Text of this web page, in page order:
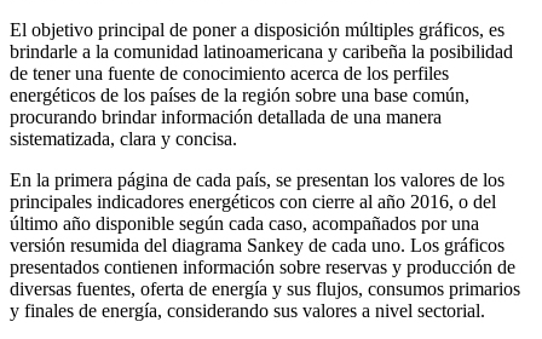
El objetivo principal de poner a disposición múltiples gráficos, es
brindarle a la comunidad latinoamericana y caribeña la posibilidad
de tener una fuente de conocimiento acerca de los perfiles
energéticos de los países de la región sobre una base común,
procurando brindar información detallada de una manera
sistematizada, clara y concisa.
En la primera página de cada país, se presentan los valores de los
principales indicadores energéticos con cierre al año 2016, o del
último año disponible según cada caso, acompañados por una
versión resumida del diagrama Sankey de cada uno. Los gráficos
presentados contienen información sobre reservas y producción de
diversas fuentes, oferta de energía y sus flujos, consumos primarios
y finales de energía, considerando sus valores a nivel sectorial.